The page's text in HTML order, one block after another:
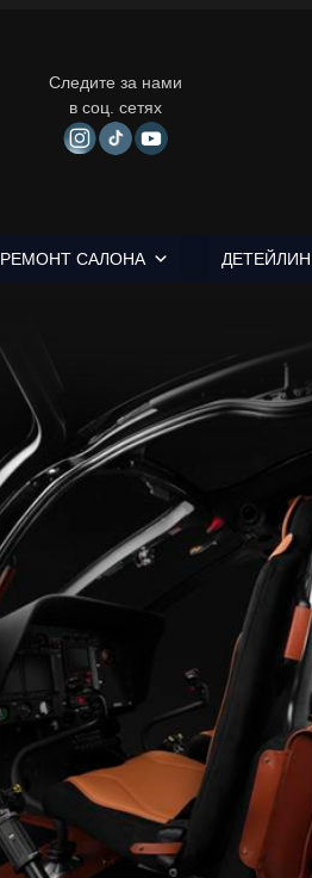
Следите за нами
в соц. сетях
РЕМОНТ САЛОНА